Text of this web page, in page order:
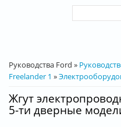
Вы здесь
Руководства Ford »
Freelander 1 »
Жгут
5-ти дверные